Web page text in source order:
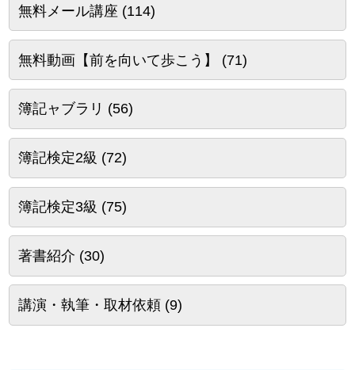
無料メール講座 (114)
無料動画【前を向いて歩こう】 (71)
簿記ャブラリ (56)
簿記検定2級 (72)
簿記検定3級 (75)
著書紹介 (30)
講演・執筆・取材依頼(9)